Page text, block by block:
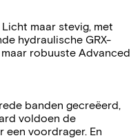
maar stevig, met
hydraulische GRX-
robuuste Advanced
banden gecreëerd,
voldoen de
voordrager. En